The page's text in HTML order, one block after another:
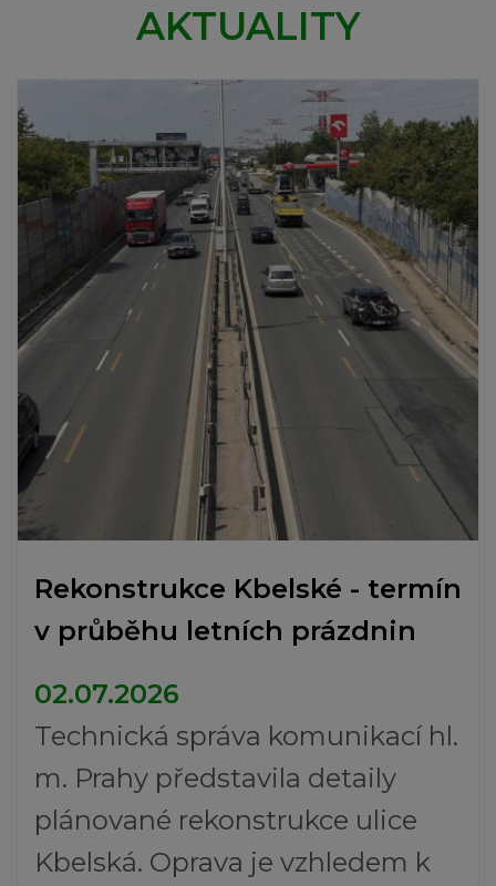
AKTUALITY
Rekonstrukce Kbelské - termín
v průběhu letních prázdnin
02.07.2026
Technická správa komunikací hl.
m. Prahy představila detaily
plánované rekonstrukce ulice
Kbelská. Oprava je vzhledem k